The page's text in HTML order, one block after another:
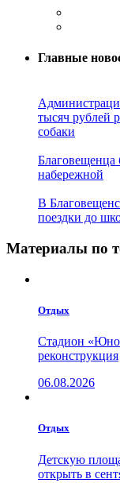
Главные
тысяч рублей
собаки
Благовещенца
набережной
В
поездки до
Материалы по
Отдых
Стадион
реконструкция
06.08.2026
Отдых
Детскую
открыть в